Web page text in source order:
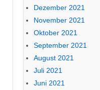
Dezember 2021
November 2021
Oktober 2021
September 2021
August 2021
Juli 2021
Juni 2021